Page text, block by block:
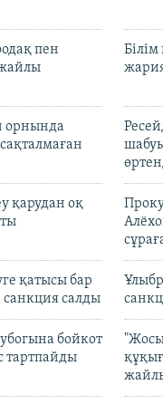
пен
Білім
орнында
қарудан оқ
қатысы бар
салды
бойкот
тартпайды